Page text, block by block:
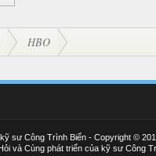
HBO
sư Công Trình Biển - Copyright ©
và Cùng phát triển của kỹ sư Công